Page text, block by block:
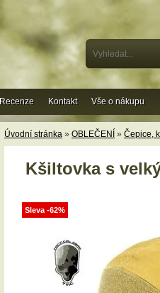
Úvodní stránka » OBLEČENÍ » Čepice,
Kšiltovka s
Sleva -62%
Recenze Kontakt Vše o nákupu